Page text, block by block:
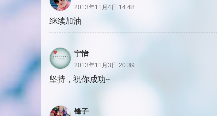
2013年11月4日 14:48
继续加油
宁怡
2013年11月3日 20:39
坚持，祝你成功~
锋子